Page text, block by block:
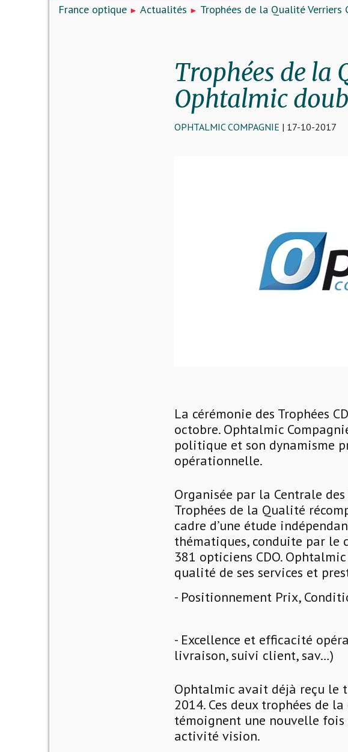
France optique Actualités Trophées de la Qualité
Trophées de la
Ophtalmic
OPHTALMIC COMPAGNIE | 17-10-2017
La cérémonie des Trophées
octobre. Ophtalmic
politique et son dynamisme
opérationnelle.
Organisée par la Centrale
Trophées de la Qualité
cadre d’une étude
thématiques, conduite par le
381 opticiens CDO.
qualité de ses services et
- Positionnement Prix,
- Excellence et efficacité
livraison, suivi client, sav…)
Ophtalmic avait déjà reçu le
2014. Ces deux trophées de
témoignent une nouvelle fois
activité vision.